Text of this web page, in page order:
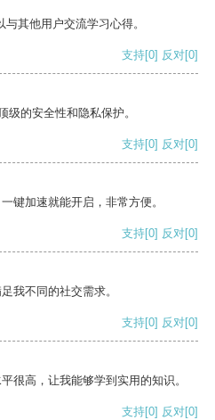
其他用户交流学习心得。
支持[0] 反对[0]
的安全性和隐私保护。
支持[0] 反对[0]
键加速就能开启，非常方便。
支持[0] 反对[0]
我不同的社交需求。
支持[0] 反对[0]
很高，让我能够学到实用的知识。
支持[0] 反对[0]